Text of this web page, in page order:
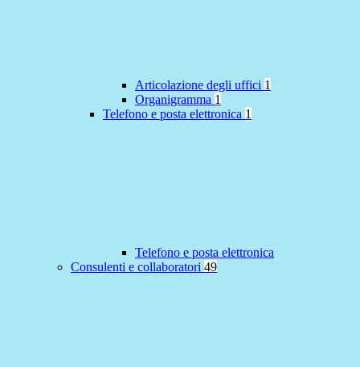
Articolazione degli uffici 1
Organigramma 1
Telefono e posta elettronica 1
Telefono e posta elettronica
Consulenti e collaboratori 49